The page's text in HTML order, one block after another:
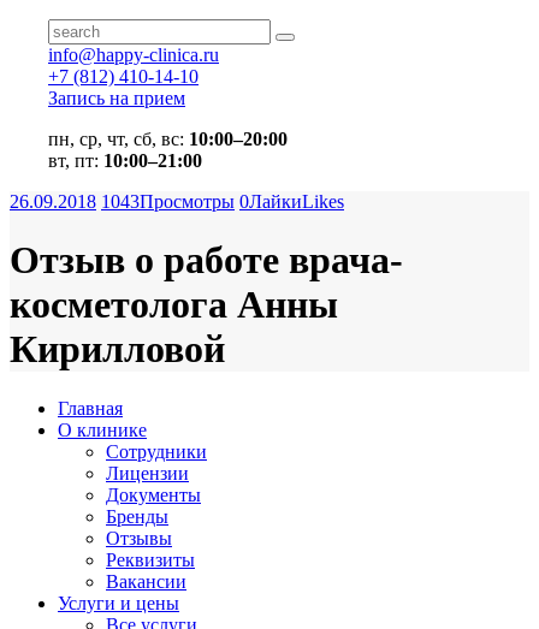
info@happy-clinica.ru
+7 (812) 410-14-10
Запись на прием
пн, ср, чт, сб, вс: 10:00–20:00
вт, пт: 10:00–21:00
26.09.2018 1043Просмотры 0ЛайкиLikes
Отзыв о работе врача-
косметолога Анны
Кирилловой
Главная
О клинике
Сотрудники
Лицензии
Документы
Бренды
Отзывы
Реквизиты
Вакансии
Услуги и цены
Все услуги